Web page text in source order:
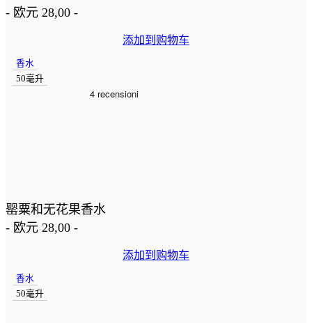
- 欧元 28,00 -
添加到购物车
香水
50毫升
罂粟和无花果香水
- 欧元 28,00 -
添加到购物车
香水
50毫升